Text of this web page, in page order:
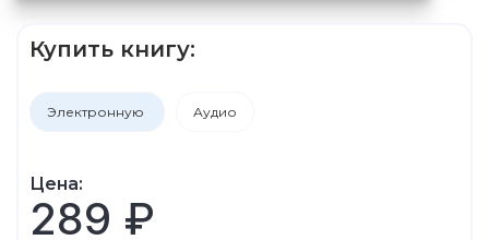
Купить книгу:
Электронную Аудио
Цена:
289 ₽